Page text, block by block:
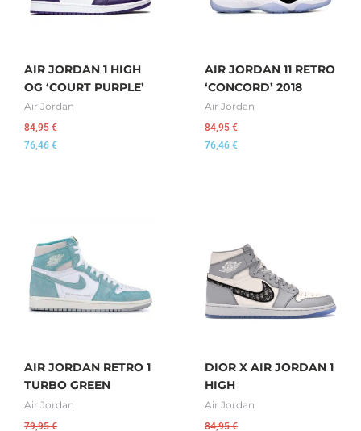
AIR JORDAN 1 HIGH
OG ‘COURT PURPLE’
Air Jordan
84,95€
76,46 €
AIR JORDAN 11 RETRO
‘CONCORD’ 2018
Air Jordan
84,95€
76,46 €
AIR JORDAN RETRO 1
TURBO GREEN
Air Jordan
79,95€
DIOR X AIR JORDAN 1
HIGH
Air Jordan
84,95€